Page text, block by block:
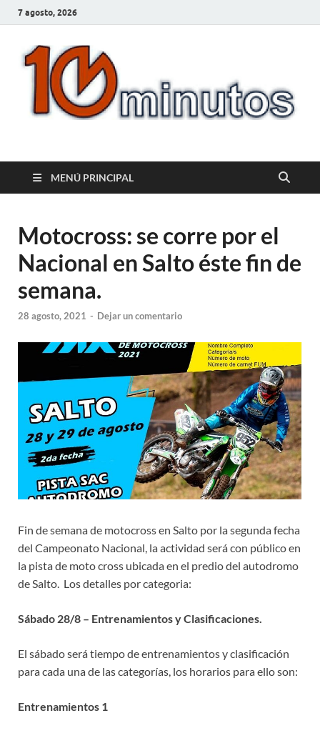
7 agosto, 2026
10minutos.com.uy
MENÚ PRINCIPAL
Motocross: se corre por el
Nacional en Salto éste fin de
semana.
28 agosto, 2021 - Dejar un comentario
Fin de semana de motocross en Salto por la segunda fecha
del Campeonato Nacional, la actividad será con público en
la pista de moto cross ubicada en el predio del autodromo
de Salto. Los detalles por categoria:
Sábado 28/8 – Entrenamientos y Clasificaciones.
El sábado será tiempo de entrenamientos y clasificación
para cada una de las categorías, los horarios para ello son:
Entrenamientos 1